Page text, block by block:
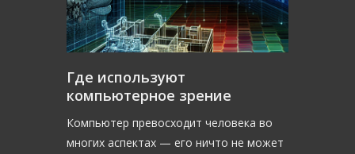
Где используют
компьютерное зрение
Компьютер превосходит человека во
многих аспектах — его ничто не может